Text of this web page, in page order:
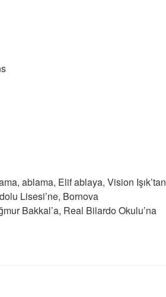
ablama, Elif ablaya, Vision Işık’tan
Lisesi’ne, Bornova
Bakkal’a, Real Bilardo Okulu’na